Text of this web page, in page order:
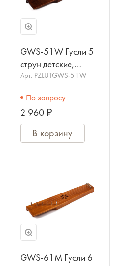
GWS-51W Гусли 5
струн детские,
крыловидные, цвет
Арт. PZLUTGWS-51W
По запросу
2 960 ₽
В корзину
GWS-61M Гусли 6